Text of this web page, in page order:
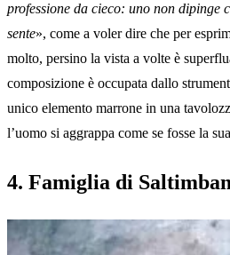
professione da cieco: uno non dipinge
sente», come a voler dire che per
molto, persino la vista a volte è
composizione è occupata dallo
unico elemento marrone in una
l’uomo si aggrappa come se fosse la
4. Famiglia di